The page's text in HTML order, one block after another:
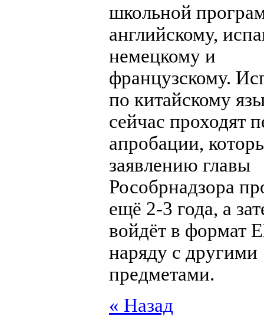
школьной
английскому,
немецкому и
французскому.
по китайскому
сейчас проходят
апробации,
заявлению главы
Рособрнадзора
ещё 2-3 года, а
войдёт в формат
наряду с другими
предметами.
« Назад